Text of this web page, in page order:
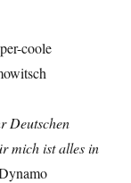
coole
Deutschen
mich ist alles in